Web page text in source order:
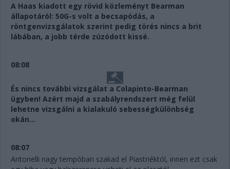
A Haas kiadott egy rövid közleményt Bearman
állapotáról: 50G-s volt a becsapódás, a
röntgenvizsgálatok szerint pedig törés nincs a brit
lábában, a jobb térde zúzódott kissé.
08:08
És nincs további vizsgálat a Colapinto-Bearman
ügyben! Azért majd a szabályrendszert még felül
lehetne vizsgálni a kialakuló sebességkülönbség
okán...
08:07
Antonelli nagy tempóban szakad el Piastriéktól, innen ezt csak